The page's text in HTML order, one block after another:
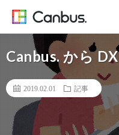
Canbus. から DX
2019.02.01 記事